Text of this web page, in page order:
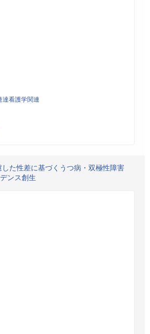
達看護学関連
た性差に基づくうつ病・双極性障害
ンス創生